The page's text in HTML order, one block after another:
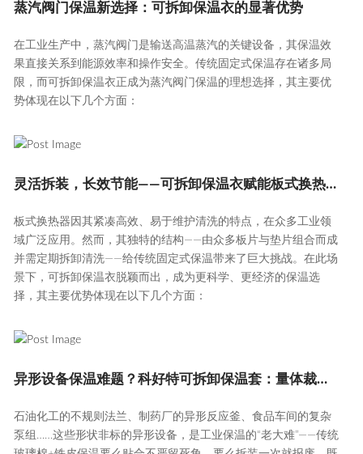
蒸汽阀门保温新选择：可拆卸保温衣的显著优势
在工业生产中，蒸汽阀门是输送高温蒸汽的关键设备，其保温效
果直接关系到能源效率和操作安全。传统固定式保温存在诸多局
限，而可拆卸保温衣正成为蒸汽阀门保温的理想选择，其主要优
势体现在以下几个方面：
灵活拆装，长效节能——可拆卸保温衣赋能板式换热器高效运维
板式换热器因其紧凑高效、易于维护清洗的特点，在众多工业领
域广泛应用。然而，其独特的结构——由众多板片与垫片组合而成
并需定期拆卸清洗——给传统固定式保温带来了巨大挑战。在此场
景下，可拆卸保温衣脱颖而出，成为更科学、更经济的保温选
择，其主要优势体现在以下几个方面：
异形设备保温难题？科好特可拆卸保温套：量体裁衣，解决“不规则”的节能痛点
石油化工的不规则法兰、制药厂的异形反应釜、食品车间的复杂
泵组……这些形状非标的异形设备，是工业保温的“老大难”——传统